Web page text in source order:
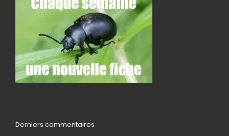
Derniers commentaires